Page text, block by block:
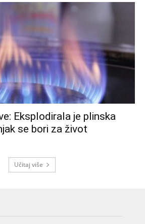
Eksplodirala je plinska
se bori za život
Učitaj više